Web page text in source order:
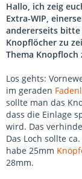
Hallo, ich zeig
Extra-WIP,
andererseits
Knopflöcher zu
Thema Knopfloch
Los gehts:
im geraden
sollte man das
dass die Einlage
wird. Das
Das Loch sollte
habe 25mm
28mm.